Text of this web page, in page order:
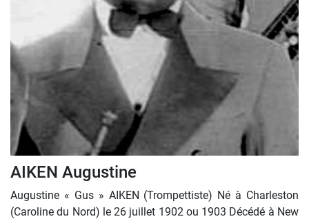
AIKEN Augustine
Augustine « Gus » AIKEN (Trompettiste) Né à Charleston
(Caroline du Nord) le 26 juillet 1902 ou 1903 Décédé à New